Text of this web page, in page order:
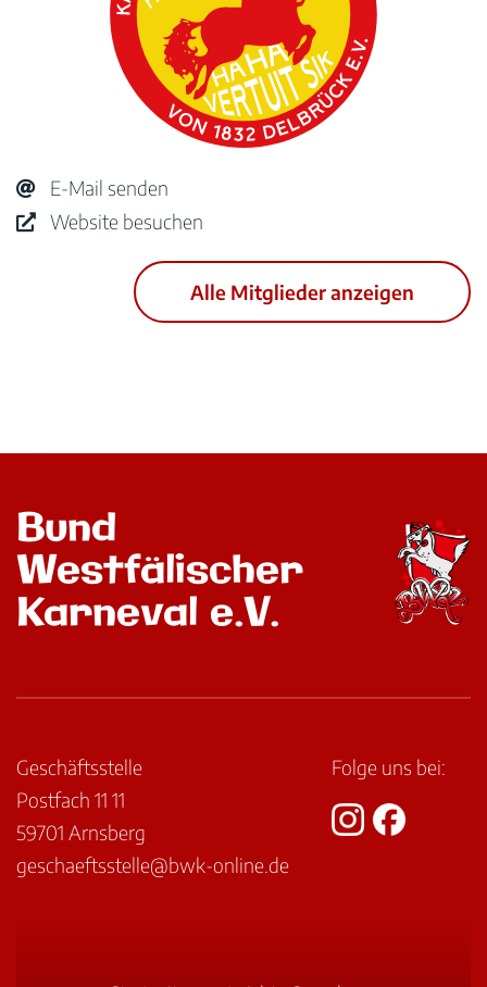
E-Mail senden
Website besuchen
Alle Mitglieder anzeigen
Bund
Westfälischer
Karneval e.V.
Geschäftsstelle
Postfach 11 11
59701 Arnsberg
geschaeftsstelle@bwk-online.de
Folge uns bei: